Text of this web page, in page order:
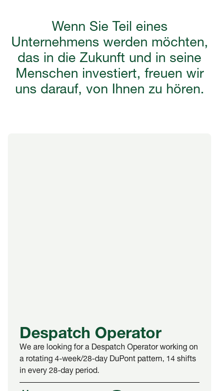
Wenn Sie Teil eines
Unternehmens werden möchten,
das in die Zukunft und in seine
Menschen investiert, freuen wir
uns darauf, von Ihnen zu hören.
Despatch Operator
We are looking for a Despatch Operator working on
a rotating 4-week/28-day DuPont pattern, 14 shifts
in every 28-day period.